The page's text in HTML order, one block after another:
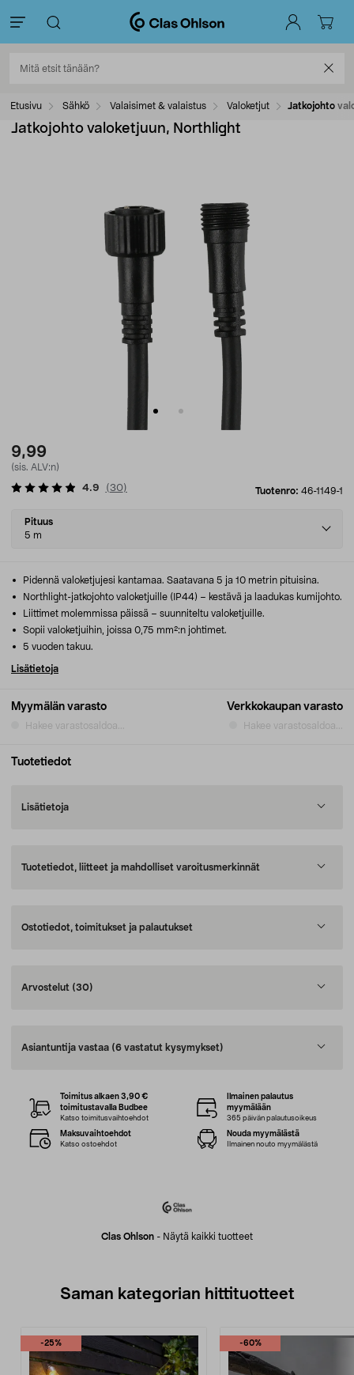
Etusivu Sähkö Valaisimet & valaistus Valoketjut Jatkojohto
Jatkojohto valoketjuun, Northlight
9,99
(sis. ALV:n)
Tuotenro: 46-1149-1
4.9 (30)
Select
variant
Pituus
5 m
Myymälän varasto
Hakee varastosaldoa...
Verkkokaupan varasto
Hakee varastosaldoa...
Pidennä valoketjujesi kantamaa. Saatavana 5 ja 10 metrin pituisina.
Northlight-jatkojohto valoketjuille (IP44) – kestävä ja laadukas kumijohto.
Liittimet molemmissa päissä – suunniteltu valoketjuille.
Sopii valoketjuihin, joissa 0,75 mm²:n johtimet.
5 vuoden takuu.
Lisätietoja
Tuotetiedot
Lisätietoja
Tuotetiedot, liitteet ja mahdolliset varoitusmerkinnät
Ostotiedot, toimitukset ja palautukset
Arvostelut (30)
Asiantuntija vastaa (6 vastatut kysymykset)
Clas Ohlson - Näytä kaikki tuotteet
Toimitus alkaen 3,90 €
toimitustavalla Budbee
Katso toimitusvaihtoehdot
Ilmainen palautus
myymälään
365 päivän palautusoikeus
Maksuvaihtoehdot
Katso ostoehdot
Nouda myymälästä
Ilmainen nouto myymälästä
Saman kategorian hittituotteet
-25% -60%